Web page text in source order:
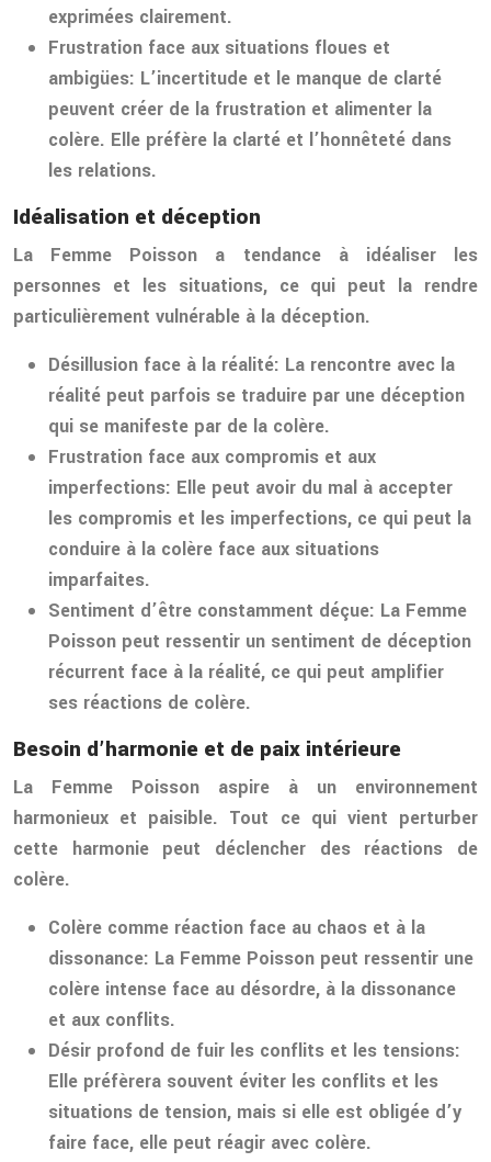
exprimées clairement.
Frustration face aux situations floues et
ambigües: L’incertitude et le manque de clarté
peuvent créer de la frustration et alimenter la
colère. Elle préfère la clarté et l’honnêteté dans
les relations.
Idéalisation et déception
La Femme Poisson a tendance à idéaliser les
personnes et les situations, ce qui peut la rendre
particulièrement vulnérable à la déception.
Désillusion face à la réalité: La rencontre avec la
réalité peut parfois se traduire par une déception
qui se manifeste par de la colère.
Frustration face aux compromis et aux
imperfections: Elle peut avoir du mal à accepter
les compromis et les imperfections, ce qui peut la
conduire à la colère face aux situations
imparfaites.
Sentiment d’être constamment déçue: La Femme
Poisson peut ressentir un sentiment de déception
récurrent face à la réalité, ce qui peut amplifier
ses réactions de colère.
Besoin d’harmonie et de paix intérieure
La Femme Poisson aspire à un environnement
harmonieux et paisible. Tout ce qui vient perturber
cette harmonie peut déclencher des réactions de
colère.
Colère comme réaction face au chaos et à la
dissonance: La Femme Poisson peut ressentir une
colère intense face au désordre, à la dissonance
et aux conflits.
Désir profond de fuir les conflits et les tensions:
Elle préfèrera souvent éviter les conflits et les
situations de tension, mais si elle est obligée d’y
faire face, elle peut réagir avec colère.